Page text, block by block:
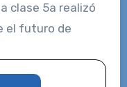
el futuro de